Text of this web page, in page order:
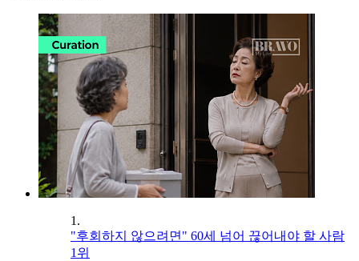
1.
"후회하지 않으려면" 60세 넘어 끊어내야 할 사람
1위